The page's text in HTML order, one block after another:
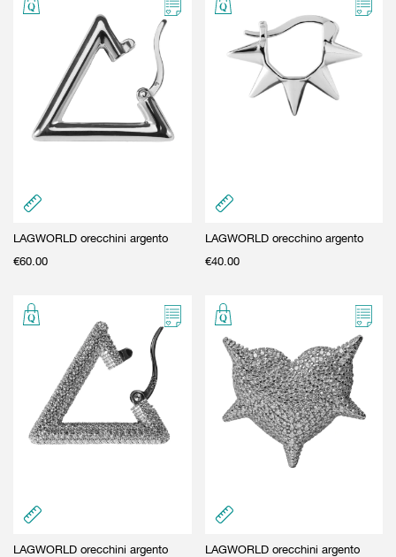
LAGWORLD orecchini argento
€60.00
LAGWORLD orecchino argento
€40.00
LAGWORLD orecchini argento
LAGWORLD orecchini argento